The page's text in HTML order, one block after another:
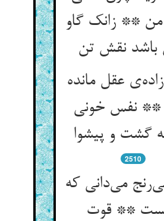
من ** زانک گاو
نقش تن
عقل مانده
** نفس خونی
گشت و پیشوا
2510
می‌دانی که
** قوت